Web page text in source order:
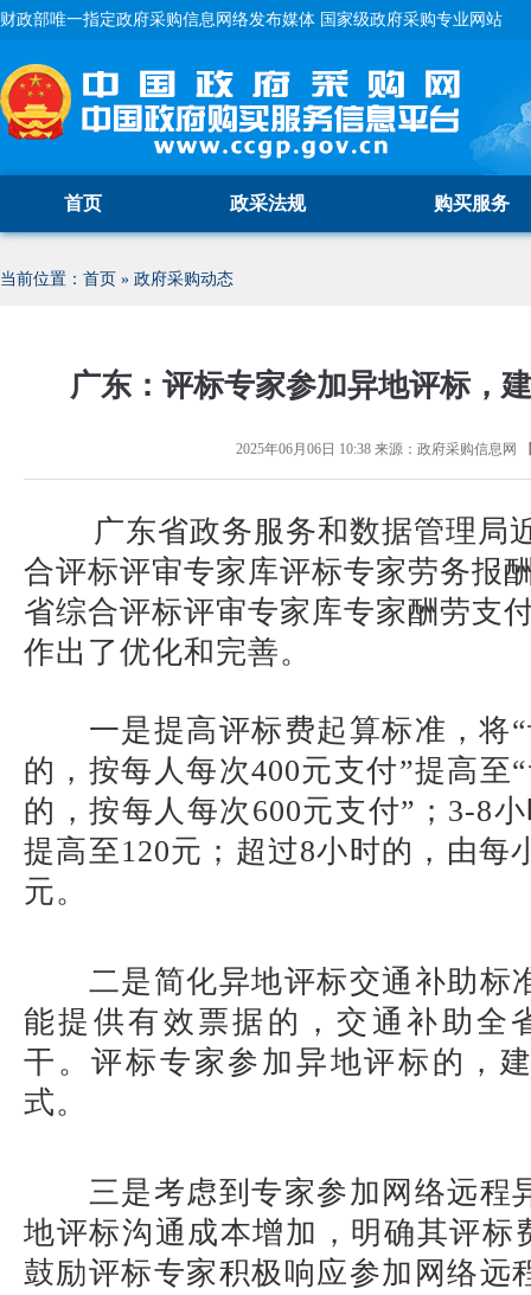
财政部唯一指定政府采购信息网络发布媒体 国家级政府采购专业网站
首页 政采法规 购买服务
当前位置： 首页 » 政府采购动态
广东：评标专家参加异地评标，
2025年06月06日 10:38来源： 政府采购信息网
广东省政务服务和数据管理局
合评标评审专家库评标专家劳务报
省综合评标评审专家库专家酬劳支
作出了优化和完善。
一是提高评标费起算标准，将
的，按每人每次400元支付”提高至
的，按每人每次600元支付”；3-8
提高至120元；超过8小时的，由每
元。
二是简化异地评标交通补助标
能提供有效票据的，交通补助全
干。评标专家参加异地评标的，
式。
三是考虑到专家参加网络远程
地评标沟通成本增加，明确其评标
鼓励评标专家积极响应参加网络远